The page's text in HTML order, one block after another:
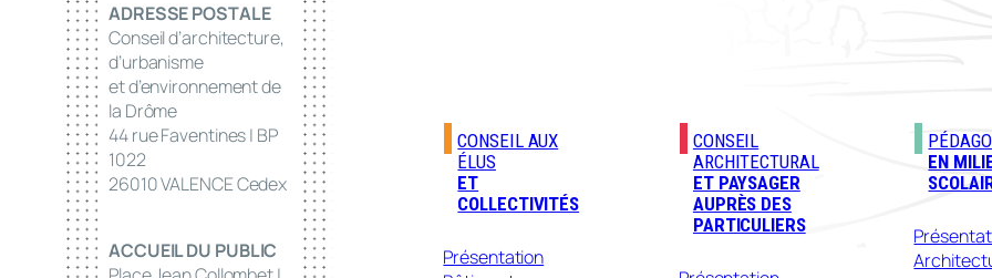
ADRESSE POSTALE
Conseil d’architecture,
d’urbanisme
et d’environnement de
la Drôme
44 rue Faventines | BP
1022
26010 VALENCE Cedex
ACCUEIL DU PUBLIC
CONSEIL AUX
ÉLUS
ET
COLLECTIVITÉS
Présentation
CONSEIL
ARCHITECTURAL
ET PAYSAGER
AUPRÈS DES
PARTICULIERS
EN